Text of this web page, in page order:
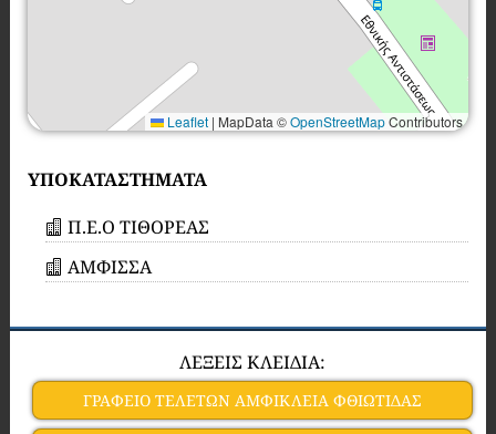
Leaflet | MapData ©OpenStreetMapContributors
ΥΠΟΚΑΤΑΣΤΗΜΑΤΑ
Π.Ε.Ο ΤΙΘΟΡΕΑΣ
ΑΜΦΙΣΣΑ
ΛΕΞΕΙΣ ΚΛΕΙΔΙΑ:
ΓΡΑΦΕΙΟ ΤΕΛΕΤΩΝ ΑΜΦΙΚΛΕΙΑ ΦΘΙΩΤΙΔΑΣ